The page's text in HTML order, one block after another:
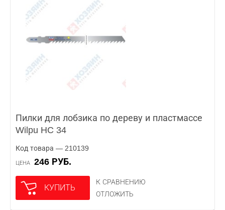
Пилки для лобзика по дереву и пластмассе
Wilpu HC 34
Код товара — 210139
ЦЕНА 246 РУБ.
КУПИТЬ
К СРАВНЕНИЮ
ОТЛОЖИТЬ